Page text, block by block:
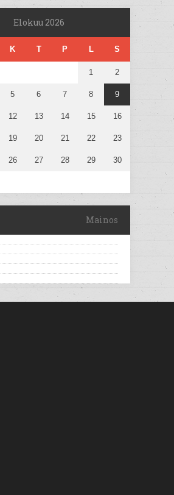
Elokuu 2026
K T P L S
1 2
5 6 7 8 9
12 13 14 15 16
19 20 21 22 23
26 27 28 29 30
Mainos